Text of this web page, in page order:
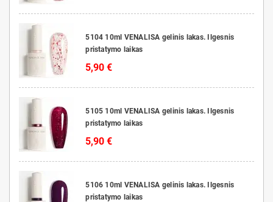
5104 10ml VENALISA gelinis lakas. Ilgesnis
pristatymo laikas
5,90 €
5105 10ml VENALISA gelinis lakas. Ilgesnis
pristatymo laikas
5,90 €
5106 10ml VENALISA gelinis lakas. Ilgesnis
pristatymo laikas